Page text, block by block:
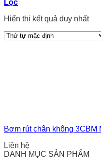
Lọc
Hiển thị kết quả duy nhất
Bơm rút chân không 3CBM
Liên hệ
DANH MỤC SẢN PHẨM